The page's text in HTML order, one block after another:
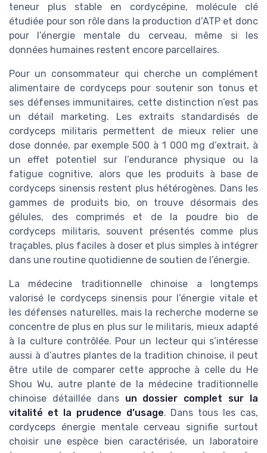
teneur plus stable en cordycépine, molécule clé
étudiée pour son rôle dans la production d’ATP et donc
pour l’énergie mentale du cerveau, même si les
données humaines restent encore parcellaires.
Pour un consommateur qui cherche un complément
alimentaire de cordyceps pour soutenir son tonus et
ses défenses immunitaires, cette distinction n’est pas
un détail marketing. Les extraits standardisés de
cordyceps militaris permettent de mieux relier une
dose donnée, par exemple 500 à 1 000 mg d’extrait, à
un effet potentiel sur l’endurance physique ou la
fatigue cognitive, alors que les produits à base de
cordyceps sinensis restent plus hétérogènes. Dans les
gammes de produits bio, on trouve désormais des
gélules, des comprimés et de la poudre bio de
cordyceps militaris, souvent présentés comme plus
traçables, plus faciles à doser et plus simples à intégrer
dans une routine quotidienne de soutien de l’énergie.
La médecine traditionnelle chinoise a longtemps
valorisé le cordyceps sinensis pour l’énergie vitale et
les défenses naturelles, mais la recherche moderne se
concentre de plus en plus sur le militaris, mieux adapté
à la culture contrôlée. Pour un lecteur qui s’intéresse
aussi à d’autres plantes de la tradition chinoise, il peut
être utile de comparer cette approche à celle du He
Shou Wu, autre plante de la médecine traditionnelle
chinoise détaillée dans un dossier complet sur la
vitalité et la prudence d’usage. Dans tous les cas,
cordyceps énergie mentale cerveau signifie surtout
choisir une espèce bien caractérisée, un laboratoire